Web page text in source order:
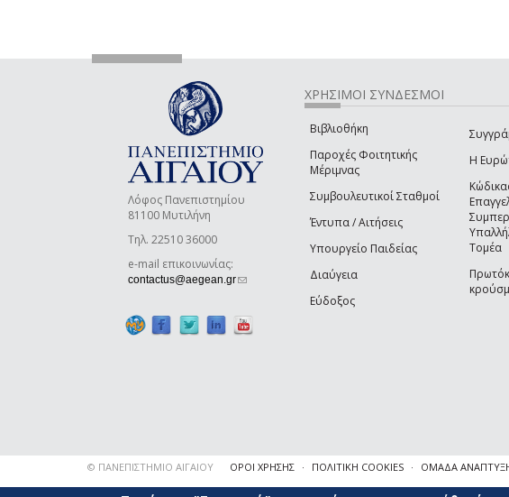
Λόφος Πανεπιστημίου
81100 Μυτιλήνη
Τηλ. 22510 36000
e-mail επικοινωνίας:
contactus@aegean.gr(link sends e-mail)
ΧΡΗΣΙΜΟΙ ΣΥΝΔΕΣΜΟΙ
Βιβλιοθήκη
Παροχές Φοιτητικής
Μέριμνας
Συμβουλευτικοί Σταθμοί
Έντυπα / Αιτήσεις
Υπουργείο Παιδείας
Διαύγεια
Εύδοξος
Η
Τομέα
© ΠΑΝΕΠΙΣΤΗΜΙΟ ΑΙΓΑΙΟΥ ΟΡΟΙ ΧΡΗΣΗΣ ΠΟΛΙΤΙΚΗ COOKIES ΟΜΑΔΑ